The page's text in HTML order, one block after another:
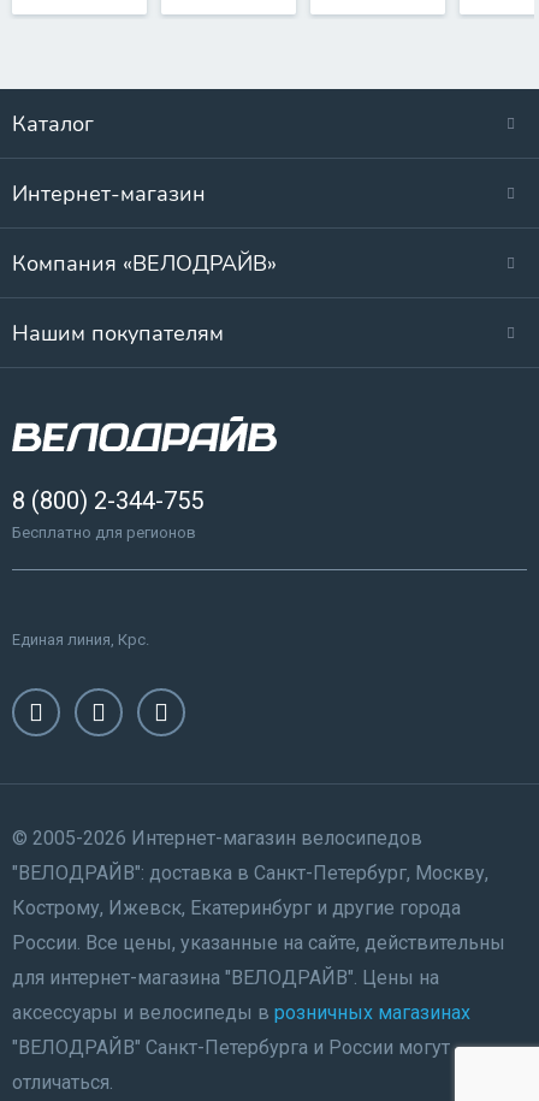
Каталог
Интернет-магазин
Компания «ВЕЛОДРАЙВ»
Нашим покупателям
8 (800) 2-344-755
Бесплатно для регионов
Единая линия, Крс.
© 2005-2026 Интернет-магазин велосипедов
"ВЕЛОДРАЙВ": доставка в Санкт-Петербург, Москву,
Кострому, Ижевск, Екатеринбург и другие города
России. Все цены, указанные на сайте, действительны
для интернет-магазина "ВЕЛОДРАЙВ". Цены на
аксессуары и велосипеды в розничных магазинах
"ВЕЛОДРАЙВ" Санкт-Петербурга и России могут
отличаться.